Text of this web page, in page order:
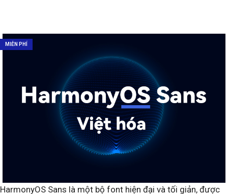
MIỄN PHÍ
HarmonyOS Sans là một bộ font hiện đại và tối giản, được